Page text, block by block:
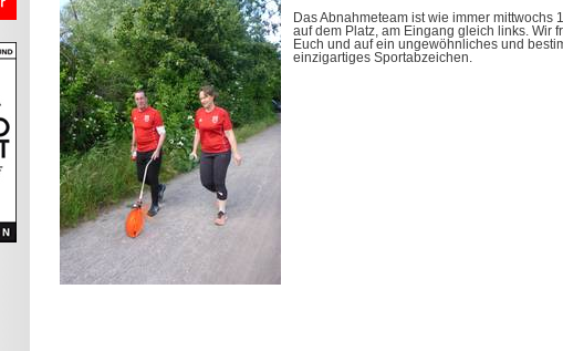
Das Abnahmeteam ist wie immer mittwochs
auf dem Platz, am Eingang gleich links. Wir
Euch und auf ein ungewöhnliches und
einzigartiges Sportabzeichen.